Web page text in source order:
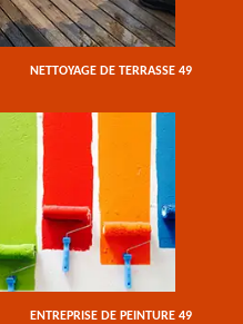
NETTOYAGE DE TERRASSE 49
ENTREPRISE DE PEINTURE 49